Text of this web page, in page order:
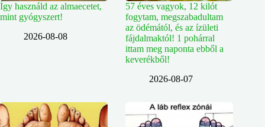
Így használd az almaecetet,
mint gyógyszert!
2026-08-08
57 éves vagyok, 12 kilót
fogytam, megszabadultam
az ödémától, és az ízületi
fájdalmaktól! 1 pohárral
ittam meg naponta ebből a
keverékből!
2026-08-07